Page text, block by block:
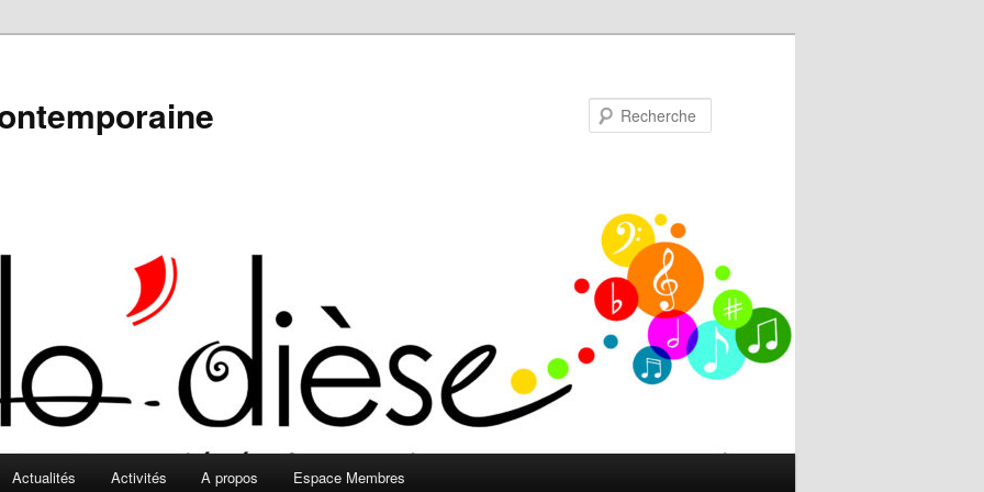
Actualités Activités A propos Espace Membres